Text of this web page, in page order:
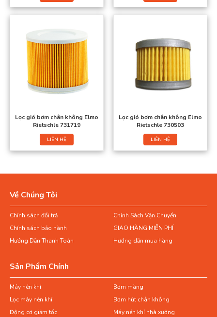
Lọc gió bơm chân không Elmo
Rietschle 731719
LIÊN HỆ
Lọc gió bơm chân không Elmo
Rietschle 730503
LIÊN HỆ
Về Chúng Tôi
Chính sách đổi trả
Chính Sách Vận Chuyển
Chính sách bảo hành
GIAO HÀNG MIỄN PHÍ
Hướng Dẫn Thanh Toán
Hướng dẫn mua hàng
Sản Phẩm Chính
Máy nén khí
Bơm màng
Lọc máy nén khí
Bơm hút chân không
Động cơ giảm tốc
Máy nén khí nhà xưởng